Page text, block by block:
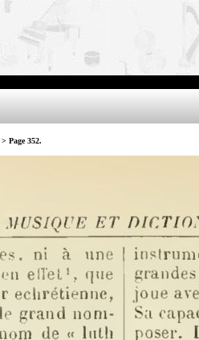
> Page 352.